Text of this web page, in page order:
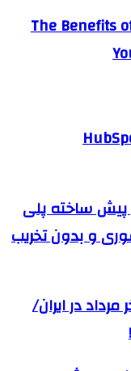
The Benefits
پیش ساخته پلی
و بدون تخریب
در ایران/